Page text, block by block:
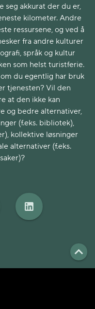
seg akkurat der du er,
kilometer. Andre
ressursene, og ved å
fra andre kulturer
språk og kultur
som helst turistferie.
du egentlig har bruk
tjenesten? Vil den
at den ikke kan
og bedre alternativer,
(f.eks. bibliotek),
kollektive løsninger
alternativer (f.eks.